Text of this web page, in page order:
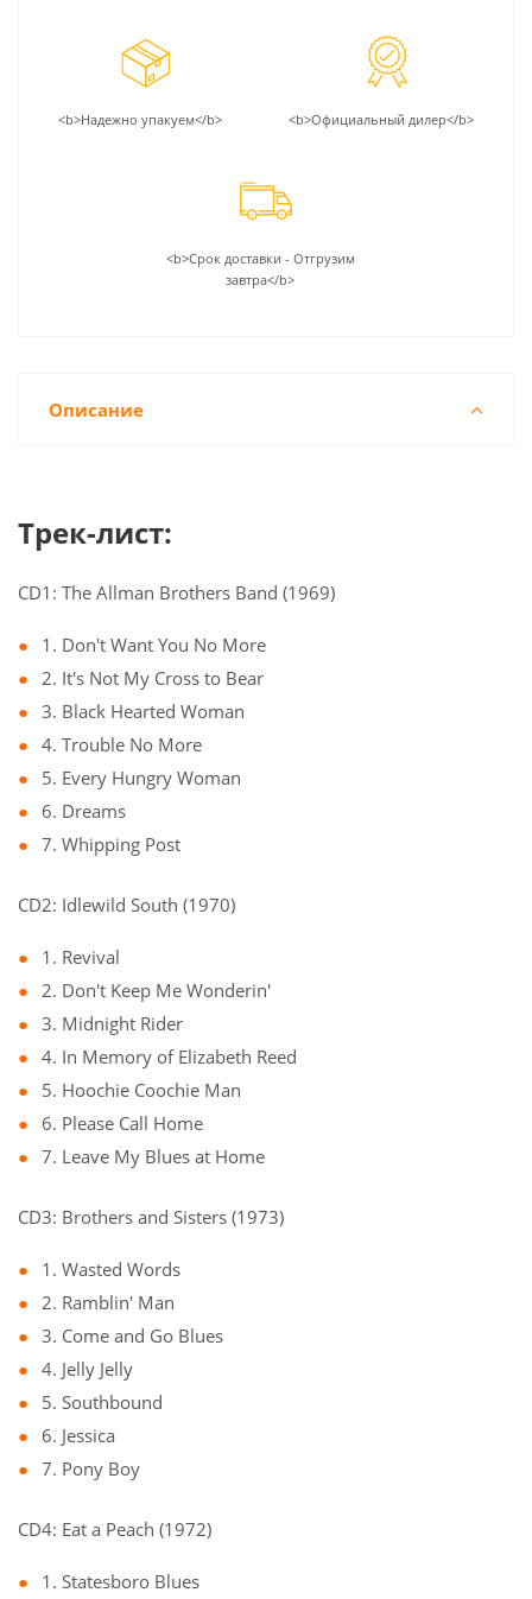
<b>Надежно упакуем</b> <b>Официальный дилер</b>
<b>Срок доставки - Отгрузим
завтра</b>
Описание
Трек-лист:
CD1: The Allman Brothers Band (1969)
1. Don't Want You No More
2. It's Not My Cross to Bear
3. Black Hearted Woman
4. Trouble No More
5. Every Hungry Woman
6. Dreams
7. Whipping Post
CD2: Idlewild South (1970)
1. Revival
2. Don't Keep Me Wonderin'
3. Midnight Rider
4. In Memory of Elizabeth Reed
5. Hoochie Coochie Man
6. Please Call Home
7. Leave My Blues at Home
CD3: Brothers and Sisters (1973)
1. Wasted Words
2. Ramblin' Man
3. Come and Go Blues
4. Jelly Jelly
5. Southbound
6. Jessica
7. Pony Boy
CD4: Eat a Peach (1972)
1. Statesboro Blues